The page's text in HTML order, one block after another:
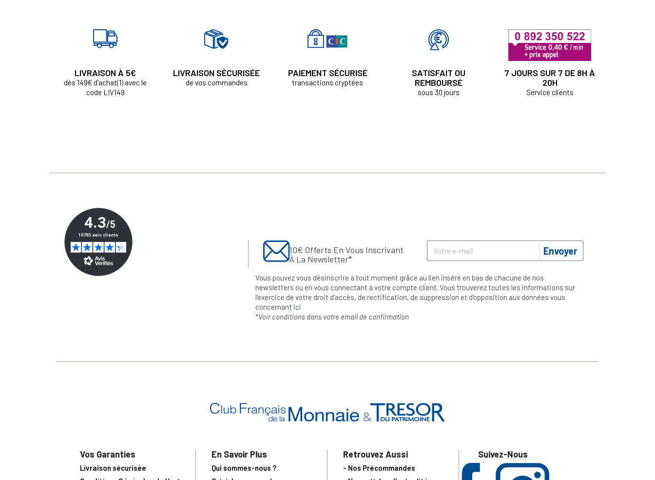
LIVRAISON À 5€
dès 149€ d'achat(1) avec le
code LIV149
LIVRAISON SÉCURISÉE
de vos commandes
PAIEMENT SÉCURISÉ
transactions cryptées
SATISFAIT OU
REMBOURSÉ
sous 30 jours
7 JOURS SUR 7 DE 8H À
20H
Service clients
10€ Offerts En Vous Inscrivant
À La Newsletter*
Envoyer
Vous pouvez vous désinscrire à tout moment grâce au lien inséré en bas de chacune de nos
newsletters ou en vous connectant à votre compte client. Vous trouverez toutes les informations sur
l’exercice de votre droit d'accès, de rectification, de suppression et d'opposition aux données vous
concernant ici
*Voir conditions dans votre email de confirmation
Vos Garanties
Livraison sécurisée
En Savoir Plus
Qui sommes-nous ?
Retrouvez Aussi
- Nos Précommandes
Suivez-Nous